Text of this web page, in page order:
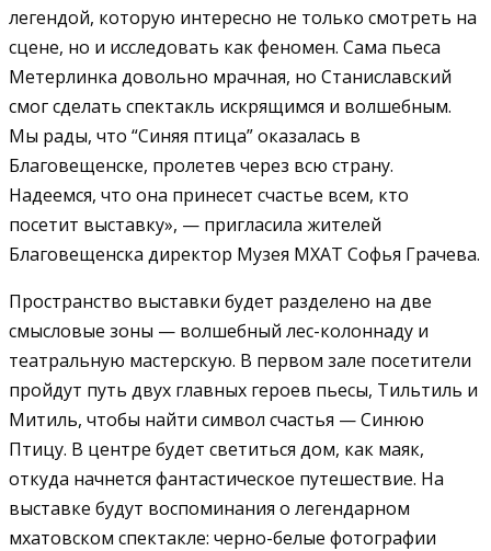
легендой, которую интересно не только смотреть на
сцене, но и исследовать как феномен. Сама пьеса
Метерлинка довольно мрачная, но Станиславский
смог сделать спектакль искрящимся и волшебным.
Мы рады, что “Синяя птица” оказалась в
Благовещенске, пролетев через всю страну.
Надеемся, что она принесет счастье всем, кто
посетит выставку», — пригласила жителей
Благовещенска директор Музея МХАТ Софья Грачева.
Пространство выставки будет разделено на две
смысловые зоны — волшебный лес-колоннаду и
театральную мастерскую. В первом зале посетители
пройдут путь двух главных героев пьесы, Тильтиль и
Митиль, чтобы найти символ счастья — Синюю
Птицу. В центре будет светиться дом, как маяк,
откуда начнется фантастическое путешествие. На
выставке будут воспоминания о легендарном
мхатовском спектакле: черно-белые фотографии